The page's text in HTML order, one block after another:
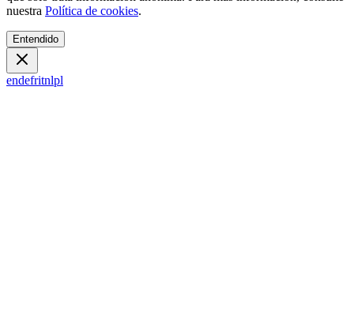
nuestra Política de cookies.
Entendido
endefritnlpl